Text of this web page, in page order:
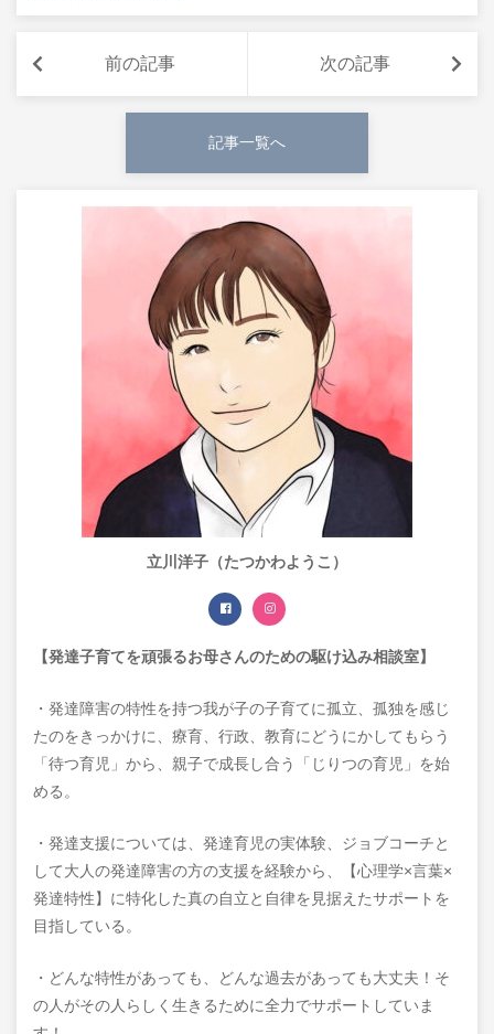
前の記事 次の記事
記事一覧へ
立川洋子（たつかわようこ）
【発達子育てを頑張るお母さんのための駆け込み相談室】
・発達障害の特性を持つ我が子の子育てに孤立、孤独を感じ
たのをきっかけに、療育、行政、教育にどうにかしてもらう
「待つ育児」から、親子で成長し合う「じりつの育児」を始
める。
・発達支援については、発達育児の実体験、ジョブコーチと
して大人の発達障害の方の支援を経験から、【心理学×言葉×
発達特性】に特化した真の自立と自律を見据えたサポートを
目指している。
・どんな特性があっても、どんな過去があっても大丈夫！そ
の人がその人らしく生きるために全力でサポートしていま